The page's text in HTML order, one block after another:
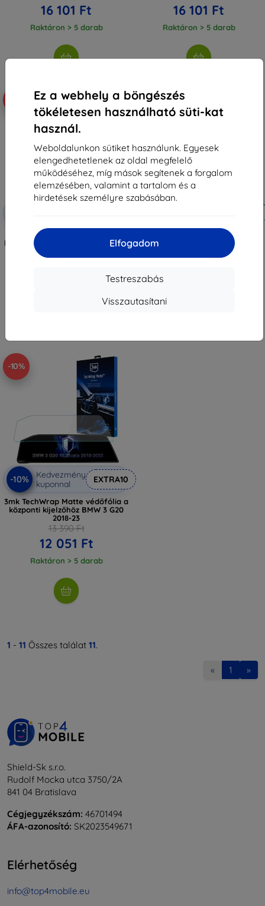
Ez a webhely a böngészés
tökéletesen használható süti-kat
használ.
Weboldalunkon sütiket használunk. Egyesek
elengedhetetlenek az oldal megfelelő
működéséhez, míg mások segítenek a forgalom
elemzésében, valamint a tartalom és a
hirdetések személyre szabásában.
Elfogadom
Testreszabás
Visszautasítani
16 101 Ft
Raktáron > 5 darab
16 101 Ft
Raktáron > 5 darab
3mk TechWrap Matte Központi
kijelző matt védőfólia BMW 3 G21
FL Sensor 2022-26-hoz
17 889 Ft
-10%
3mk TechWrap Matte Központi
kijelző matt védőfólia BMW 3 G20
13 390 Ft
-10%
-10%
Kedvezmény
kuponnal
EXTRA10
3mk TechWrap Matte védőfólia a
központi kijelzőhöz BMW 3 G20
2018-23
13 390 Ft
12 051 Ft
Raktáron > 5 darab
1 - 11 Összes találat 11.
« 1 »
Shield-Sk s.r.o.
Rudolf Mocka utca 3750/2A
841 04 Bratislava
Cégjegyzékszám: 46701494
ÁFA-azonosító: SK2023549671
Elérhetőség
info@top4mobile.eu